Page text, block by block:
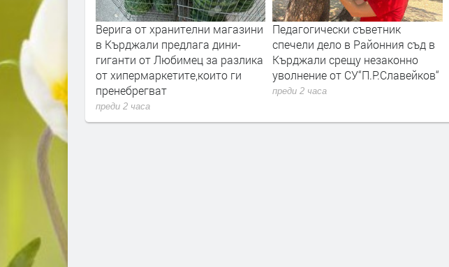
словестна
си
Верига от хранителни магазини
в Кърджали предлага дини-
гиганти от Любимец за разлика
от хипермаркетите,които ги
пренебрегват
преди 2 часа
Педагогически съветник
спечели дело в Районния съд в
Кърджали срещу незаконно
уволнение от СУ“П.Р.Славейков“
преди 2 часа